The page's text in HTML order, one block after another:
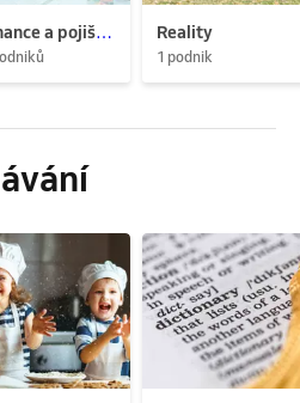
Finance a pojištění Reality
1 podnik